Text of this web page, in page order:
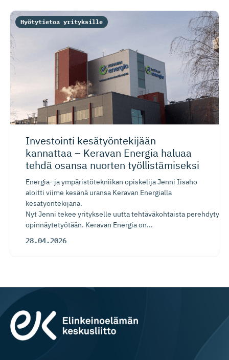
Investointi kesätyönte­kijään
kannattaa – Keravan Energia haluaa
tehdä osansa nuorten työllistä­miseksi
Energia- ja ympäristötekniikan opiskelija Jenni Iisaho
aloitti viime kesänä uransa Keravan Energialla
kesätyöntekijänä.
Nyt Jenni tekee yritykselle uutta tehtäväkohtaista
opinnäytetyötään. Keravan Energia on...
28.04.2026
Hyötytietoa yrityksille